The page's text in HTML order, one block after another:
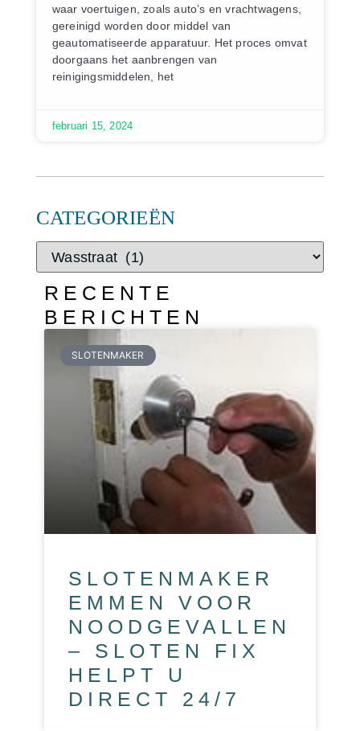
CATEGORIEËN
RECENTE
BERICHTEN
SLOTENMAKER
SLOTENMAKER
EMMEN VOOR
NOODGEVALLEN
– SLOTEN FIX
HELPT U
DIRECT 24/7
waar voertuigen, zoals auto’s en vrachtwagens,
gereinigd worden door middel van
geautomatiseerde apparatuur. Het proces omvat
doorgaans het aanbrengen van
reinigingsmiddelen, het
februari 15, 2024